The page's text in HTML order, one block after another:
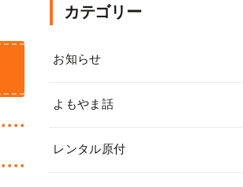
カテゴリー
お知らせ
よもやま話
レンタル原付